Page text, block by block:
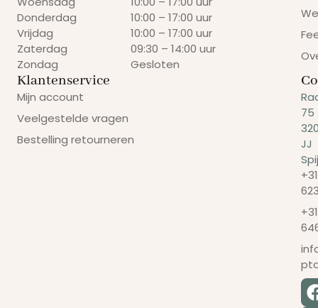
Donderdag
Vrijdag
Zaterdag
Zondag
10:00 – 17:00 uur
10:00 – 17:00 uur
09:30 – 14:00 uur
Gesloten
Klantenservice
Mijn account
Veelgestelde vragen
Bestelling retourneren
75
JJ